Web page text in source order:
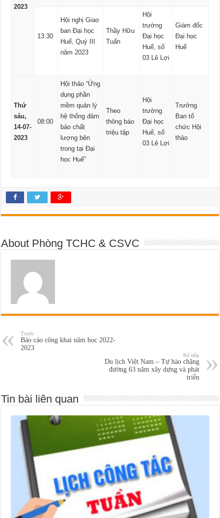
2023
13:30
Hội nghị Giao
ban Đại học
Huế, Quý III
năm 2023
Thầy Hữu
Tuấn
Hội
trường
Đại học
Huế, số
03 Lê Lợi
Giám đốc
Đại học
Huế
Thứ
sáu,
14-07-
2023
08:00
Hội thảo “Ứng
dụng phần
mềm quản lý
hệ thống đảm
bảo chất
lượng bên
trong tại Đại
học Huế”
Theo
thông báo
triệu tập
Hội
trường
Đại học
Huế, số
03 Lê Lợi
Trưởng
Ban tổ
chức Hội
thảo
About Phòng TCHC & CSVC
Trước
Báo cáo công khai năm học 2022-
2023
Kế tiếp
Du lịch Việt Nam – Tự hào chặng
đường 63 năm xây dựng và phát
triển
Tin bài liên quan